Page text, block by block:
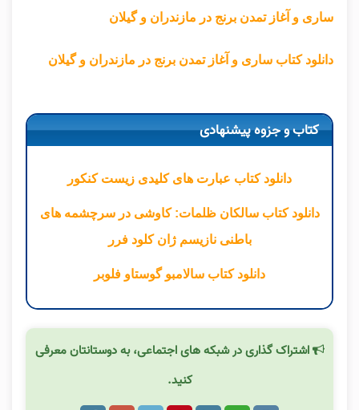
ساری و آغاز تمدن برنج در مازندران و گیلان
دانلود کتاب ساری و آغاز تمدن برنج در مازندران و گیلان
کتاب و جزوه پیشنهادی
دانلود کتاب عبارت های کلیدی زیست کنکور
دانلود کتاب سالکان ظلمات: کاوشی در سرچشمه های
باطنی نازیسم ژان کلود فرر
دانلود کتاب سالامبو گوستاو فلوبر
اشتراک گذاری در شبکه های اجتماعی، به دوستانتان معرفی
کنید.